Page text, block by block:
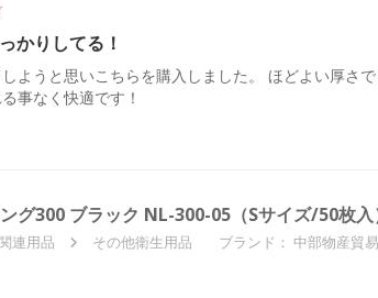
かりしてる！
ようと思いこちらを購入しました。 ほどよい厚さ
事なく快適です！
グ300 ブラック NL-300-05（Sサイズ/50枚入
連用品 その他衛生用品 ブランド： 中部物産貿易